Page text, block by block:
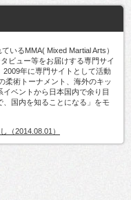
いるMMA( Mixed Martial Arts）
ビュー等をお届けする専門サイ
2009年に専門サイトとして活動
柔術トーナメント、海外のキッ
ベントから日本国内で余り目
国内を知ることになる」をモ
（2014.08.01）